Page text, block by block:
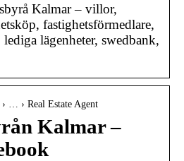
Kalmar – villor,
fastighetsförmedlare,
lediga lägenheter, swedbank,
… › Real Estate Agent
Kalmar –